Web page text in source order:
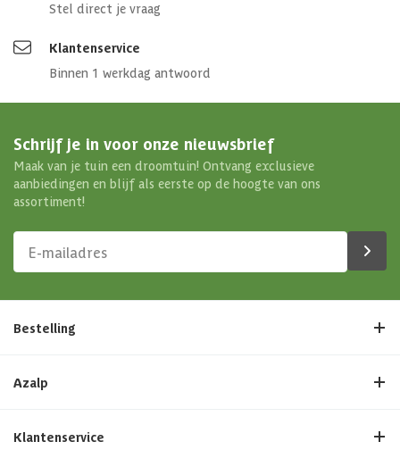
Stel direct je vraag
Klantenservice
Binnen 1 werkdag antwoord
Schrijf je in voor onze nieuwsbrief
Maak van je tuin een droomtuin! Ontvang exclusieve
aanbiedingen en blijf als eerste op de hoogte van ons
assortiment!
Bestelling
Azalp
Klantenservice